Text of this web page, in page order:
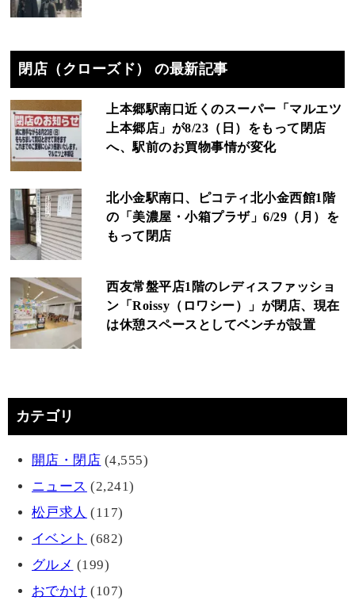
閉店（クローズド） の最新記事
上本郷駅南口近くのスーパー「マルエツ
上本郷店」が8/23（日）をもって閉店
へ、駅前のお買物事情が変化
北小金駅南口、ピコティ北小金西館1階
の「美濃屋・小箱プラザ」6/29（月）を
もって閉店
西友常盤平店1階のレディスファッショ
ン「Roissy（ロワシー）」が閉店、現在
は休憩スペースとしてベンチが設置
カテゴリ
開店・閉店 (4,555)
ニュース (2,241)
松戸求人 (117)
イベント (682)
グルメ (199)
おでかけ (107)